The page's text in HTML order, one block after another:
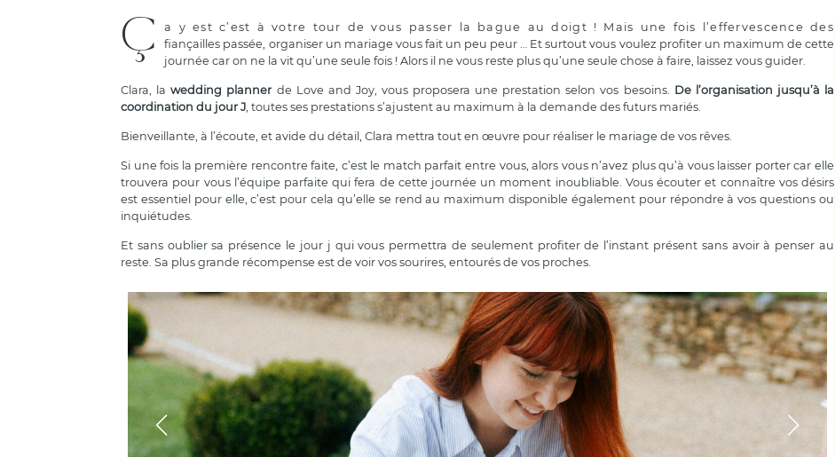
Ç
a y est c’est à votre tour de vous passer la bague au doigt ! Mais une fois l’effervescence des
fiançailles passée, organiser un mariage vous fait un peu peur … Et surtout vous voulez profiter un maximum de cette
journée car on ne la vit qu’une seule fois ! Alors il ne vous reste plus qu’une seule chose à faire, laissez vous guider.
Clara, lawedding plannerde Love and Joy, vous proposera une prestation selon vos besoins. De l’organisation jusqu’à la
coordination du jour J, toutes ses prestations s’ajustent au maximum à la demande des futurs mariés.
Bienveillante, à l’écoute, et avide du détail, Clara mettra tout en œuvre pour réaliser le mariage de vos rêves.
Si une fois la première rencontre faite, c’est le match parfait entre vous, alors vous n’avez plus qu’à vous laisser porter car elle
trouvera pour vous l’équipe parfaite qui fera de cette journée un moment inoubliable. Vous écouter et connaître vos désirs
est essentiel pour elle, c’est pour cela qu’elle se rend au maximum disponible également pour répondre à vos questions ou
inquiétudes.
Et sans oublier sa présence le jour j qui vous permettra de seulement profiter de l’instant présent sans avoir à penser au
reste. Sa plus grande récompense est de voir vos sourires, entourés de vos proches.